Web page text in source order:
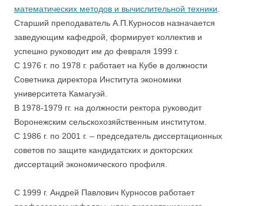
математических методов и вычислительной техники
Старший преподаватель А.П.Курносов назначается
заведующим кафедрой, формирует коллектив и
успешно руководит им до февраля 1999 г.
С 1976 г. по 1978 г. работает на Кубе в должности
Советника директора Института экономики
университета Камагуэй.
В 1978-1979 гг. на должности ректора руководит
Воронежским сельскохозяйственным институтом.
С 1986 г. по 2001 г. – председатель диссертационных
советов по защите кандидатских и докторских
диссертаций экономического профиля.
C 1999 г. Андрей Павлович Курносов работает